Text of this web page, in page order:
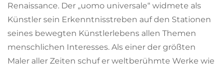
Renaissance. Der „uomo universale“ widmete als
Künstler sein Erkenntnisstreben auf den Stationen
seines bewegten Künstlerlebens allen Themen
menschlichen Interesses. Als einer der größten
Maler aller Zeiten schuf er weltberühmte Werke wie